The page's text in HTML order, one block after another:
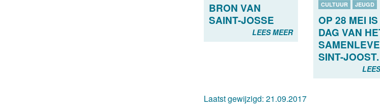
BRON VAN
SAINT-JOSSE
LEES MEER
CULTUUR
JEUGD
OP 28 MEI
DAG VAN
SINT-JOOST.
Laatst gewijzigd: 21.09.2017